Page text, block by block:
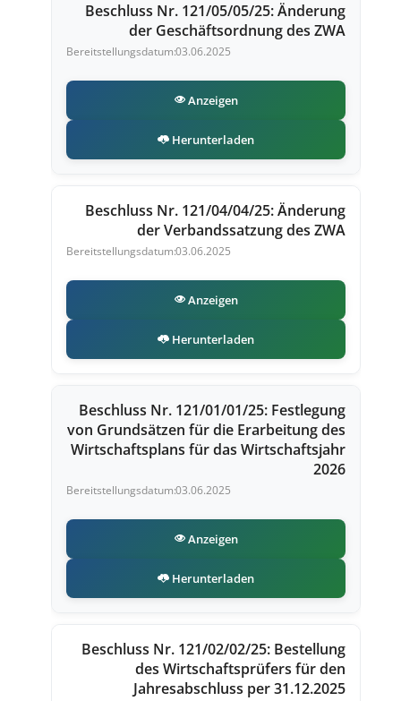
Beschluss Nr. 121/05/05/25: Änderung
der Geschäftsordnung des ZWA
03.06.2025
Anzeigen
Herunterladen
Beschluss Nr. 121/04/04/25: Änderung
der Verbandssatzung des ZWA
03.06.2025
Anzeigen
Herunterladen
Beschluss Nr. 121/01/01/25: Festlegung
von Grundsätzen für die Erarbeitung des
Wirtschaftsplans für das Wirtschaftsjahr
2026
03.06.2025
Anzeigen
Herunterladen
Beschluss Nr. 121/02/02/25: Bestellung
des Wirtschaftsprüfers für den
Jahresabschluss per 31.12.2025